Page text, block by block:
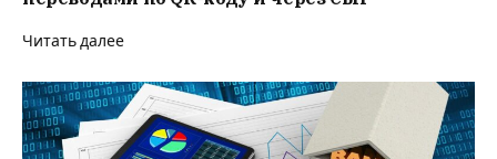
Читать далее